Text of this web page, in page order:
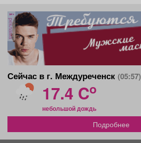
реклама
Сейчас в г. Междуреченск (05:57)
17.4 Co
небольшой дождь
Подробнее